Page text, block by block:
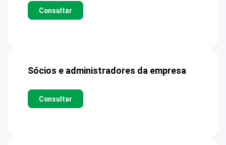
Consultar
Sócios e administradores da empresa
Consultar